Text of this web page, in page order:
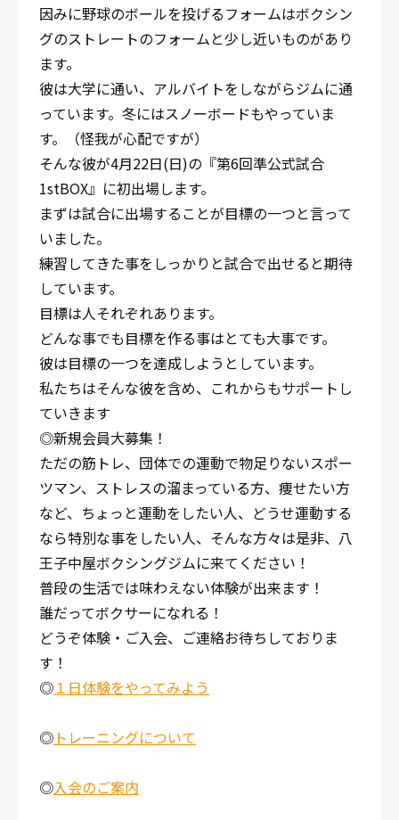
因みに野球のボールを投げるフォームはボクシン
グのストレートのフォームと少し近いものがあり
ます。
彼は大学に通い、アルバイトをしながらジムに通
っています。冬にはスノーボードもやっていま
す。（怪我が心配ですが）
そんな彼が4月22日(日)の『第6回準公式試合
1stBOX』に初出場します。
まずは試合に出場することが目標の一つと言って
いました。
練習してきた事をしっかりと試合で出せると期待
しています。
目標は人それぞれあります。
どんな事でも目標を作る事はとても大事です。
彼は目標の一つを達成しようとしています。
私たちはそんな彼を含め、これからもサポートし
ていきます
◎新規会員大募集！
ただの筋トレ、団体での運動で物足りないスポー
ツマン、ストレスの溜まっている方、痩せたい方
など、ちょっと運動をしたい人、どうせ運動する
なら特別な事をしたい人、そんな方々は是非、八
王子中屋ボクシングジムに来てください！
普段の生活では味わえない体験が出来ます！
誰だってボクサーになれる！
どうぞ体験・ご入会、ご連絡お待ちしておりま
す！
◎１日体験をやってみよう
◎ トレーニングについて
◎入会のご案内